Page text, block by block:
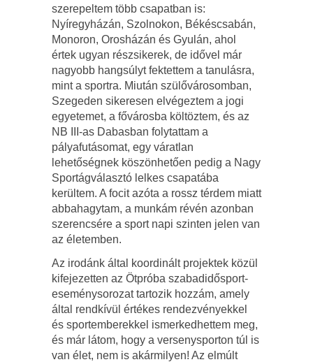
szerepeltem több csapatban is:
Nyíregyházán, Szolnokon, Békéscsabán,
Monoron, Orosházán és Gyulán, ahol
értek ugyan részsikerek, de idővel már
nagyobb hangsúlyt fektettem a tanulásra,
mint a sportra. Miután szülővárosomban,
Szegeden sikeresen elvégeztem a jogi
egyetemet, a fővárosba költöztem, és az
NB III-as Dabasban folytattam a
pályafutásomat, egy váratlan
lehetőségnek köszönhetően pedig a Nagy
Sportágválasztó lelkes csapatába
kerültem. A focit azóta a rossz térdem miatt
abbahagytam, a munkám révén azonban
szerencsére a sport napi szinten jelen van
az életemben.
Az irodánk által koordinált projektek közül
kifejezetten az Ötpróba szabadidősport-
eseménysorozat tartozik hozzám, amely
által rendkívül értékes rendezvényekkel
és sportemberekkel ismerkedhettem meg,
és már látom, hogy a versenysporton túl is
van élet, nem is akármilyen! Az elmúlt